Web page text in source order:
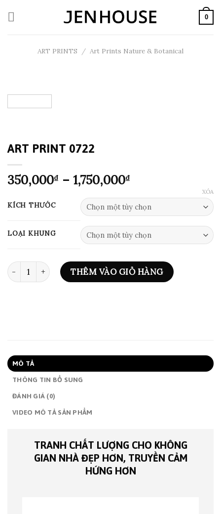
0
ART PRINTS / Art Prints Nature & Botanical
ART PRINT 0722
350,000₫ – 1,750,000₫
từ
350,000₫
đến
1,750,000₫
KÍCH THƯỚC
LOẠI KHUNG
XÓA
ART PRINT 0722 số lượngTHÊM VÀO GIỎ HÀNG
MÔ TẢ
THÔNG TIN BỔ SUNG
ĐÁNH GIÁ (0)
VIDEO MÔ TẢ SẢN PHẨM
TRANH CHẤT LƯỢNG CHO KHÔNG
GIAN NHÀ ĐẸP HƠN, TRUYỀN CẢM
HỨNG HƠN